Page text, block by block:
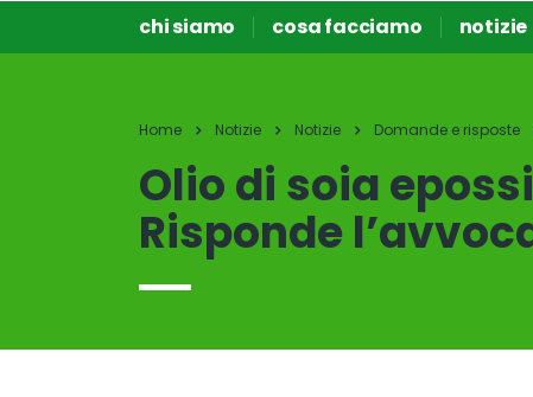
chi siamo cosa facciamo notizie
Home Notizie Notizie Domande e risposte
Olio di soia
Risponde